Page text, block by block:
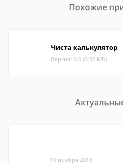
Похожие
Чиста калькулятор
Версия: 2.0 (0.32 МБ)
19 ноября 2018